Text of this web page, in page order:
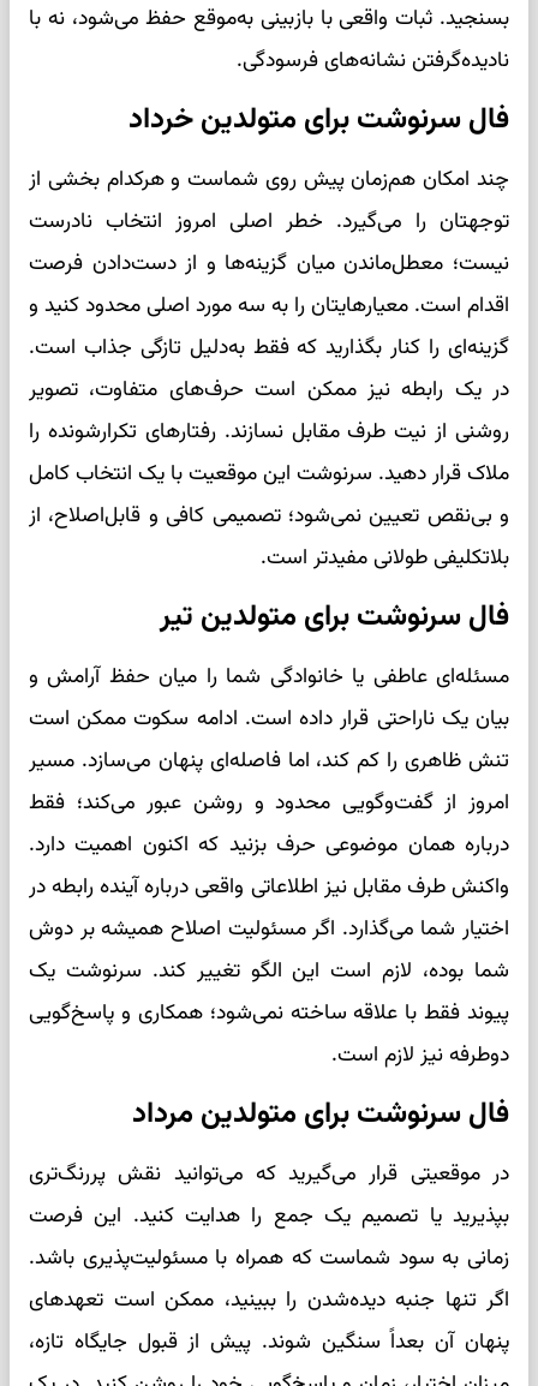
بسنجید. ثبات واقعی با بازبینی به‌موقع حفظ می‌شود، نه با
نادیده‌گرفتن نشانه‌های فرسودگی.
فال سرنوشت برای متولدین خرداد
چند امکان هم‌زمان پیش روی شماست و هرکدام بخشی از
توجهتان را می‌گیرد. خطر اصلی امروز انتخاب نادرست
نیست؛ معطل‌ماندن میان گزینه‌ها و از دست‌دادن فرصت
اقدام است. معیارهایتان را به سه مورد اصلی محدود کنید و
گزینه‌ای را کنار بگذارید که فقط به‌دلیل تازگی جذاب است.
در یک رابطه نیز ممکن است حرف‌های متفاوت، تصویر
روشنی از نیت طرف مقابل نسازند. رفتارهای تکرارشونده را
ملاک قرار دهید. سرنوشت این موقعیت با یک انتخاب کامل
و بی‌نقص تعیین نمی‌شود؛ تصمیمی کافی و قابل‌اصلاح، از
بلاتکلیفی طولانی مفیدتر است.
فال سرنوشت برای متولدین تیر
مسئله‌ای عاطفی یا خانوادگی شما را میان حفظ آرامش و
بیان یک ناراحتی قرار داده است. ادامه سکوت ممکن است
تنش ظاهری را کم کند، اما فاصله‌ای پنهان می‌سازد. مسیر
امروز از گفت‌وگویی محدود و روشن عبور می‌کند؛ فقط
درباره همان موضوعی حرف بزنید که اکنون اهمیت دارد.
واکنش طرف مقابل نیز اطلاعاتی واقعی درباره آینده رابطه در
اختیار شما می‌گذارد. اگر مسئولیت اصلاح همیشه بر دوش
شما بوده، لازم است این الگو تغییر کند. سرنوشت یک
پیوند فقط با علاقه ساخته نمی‌شود؛ همکاری و پاسخ‌گویی
دوطرفه نیز لازم است.
فال سرنوشت برای متولدین مرداد
در موقعیتی قرار می‌گیرید که می‌توانید نقش پررنگ‌تری
بپذیرید یا تصمیم یک جمع را هدایت کنید. این فرصت
زمانی به سود شماست که همراه با مسئولیت‌پذیری باشد.
اگر تنها جنبه دیده‌شدن را ببینید، ممکن است تعهدهای
پنهان آن بعداً سنگین شوند. پیش از قبول جایگاه تازه،